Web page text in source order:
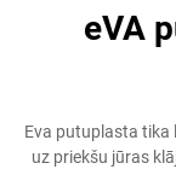
eVA
Eva putuplasta tika
uz priekšu jūras